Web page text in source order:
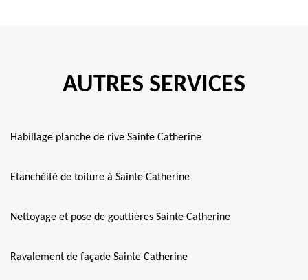
AUTRES SERVICES
Habillage planche de rive Sainte Catherine
Etanchéité de toiture à Sainte Catherine
Nettoyage et pose de gouttières Sainte Catherine
Ravalement de façade Sainte Catherine